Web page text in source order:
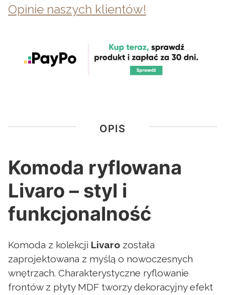
Opinie naszych klientów!
OPIS
Komoda ryflowana
Livaro – styl i
funkcjonalność
Komoda z kolekcji Livaro została
zaprojektowana z myślą o nowoczesnych
wnętrzach. Charakterystyczne ryflowanie
frontów z płyty MDF tworzy dekoracyjny efekt